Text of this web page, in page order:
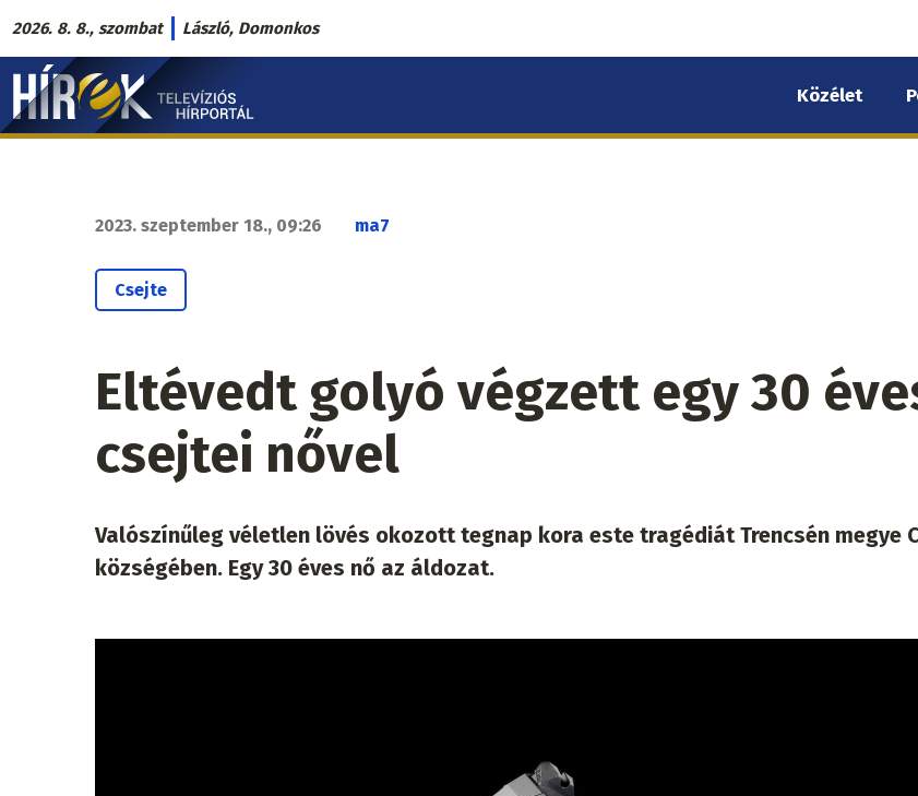
Ugrás
a
tartalomra
2026. 8. 8., szombat László, Domonkos
Hírek.sk
fő
Közélet
2023. szeptember 18., 09:26 ma7
Csejte
Eltévedt golyó végzett egy 30
csejtei nővel
Valószínűleg véletlen lövés okozott tegnap kora este tragédiát Trencsén megye
községében. Egy 30 éves nő az áldozat.